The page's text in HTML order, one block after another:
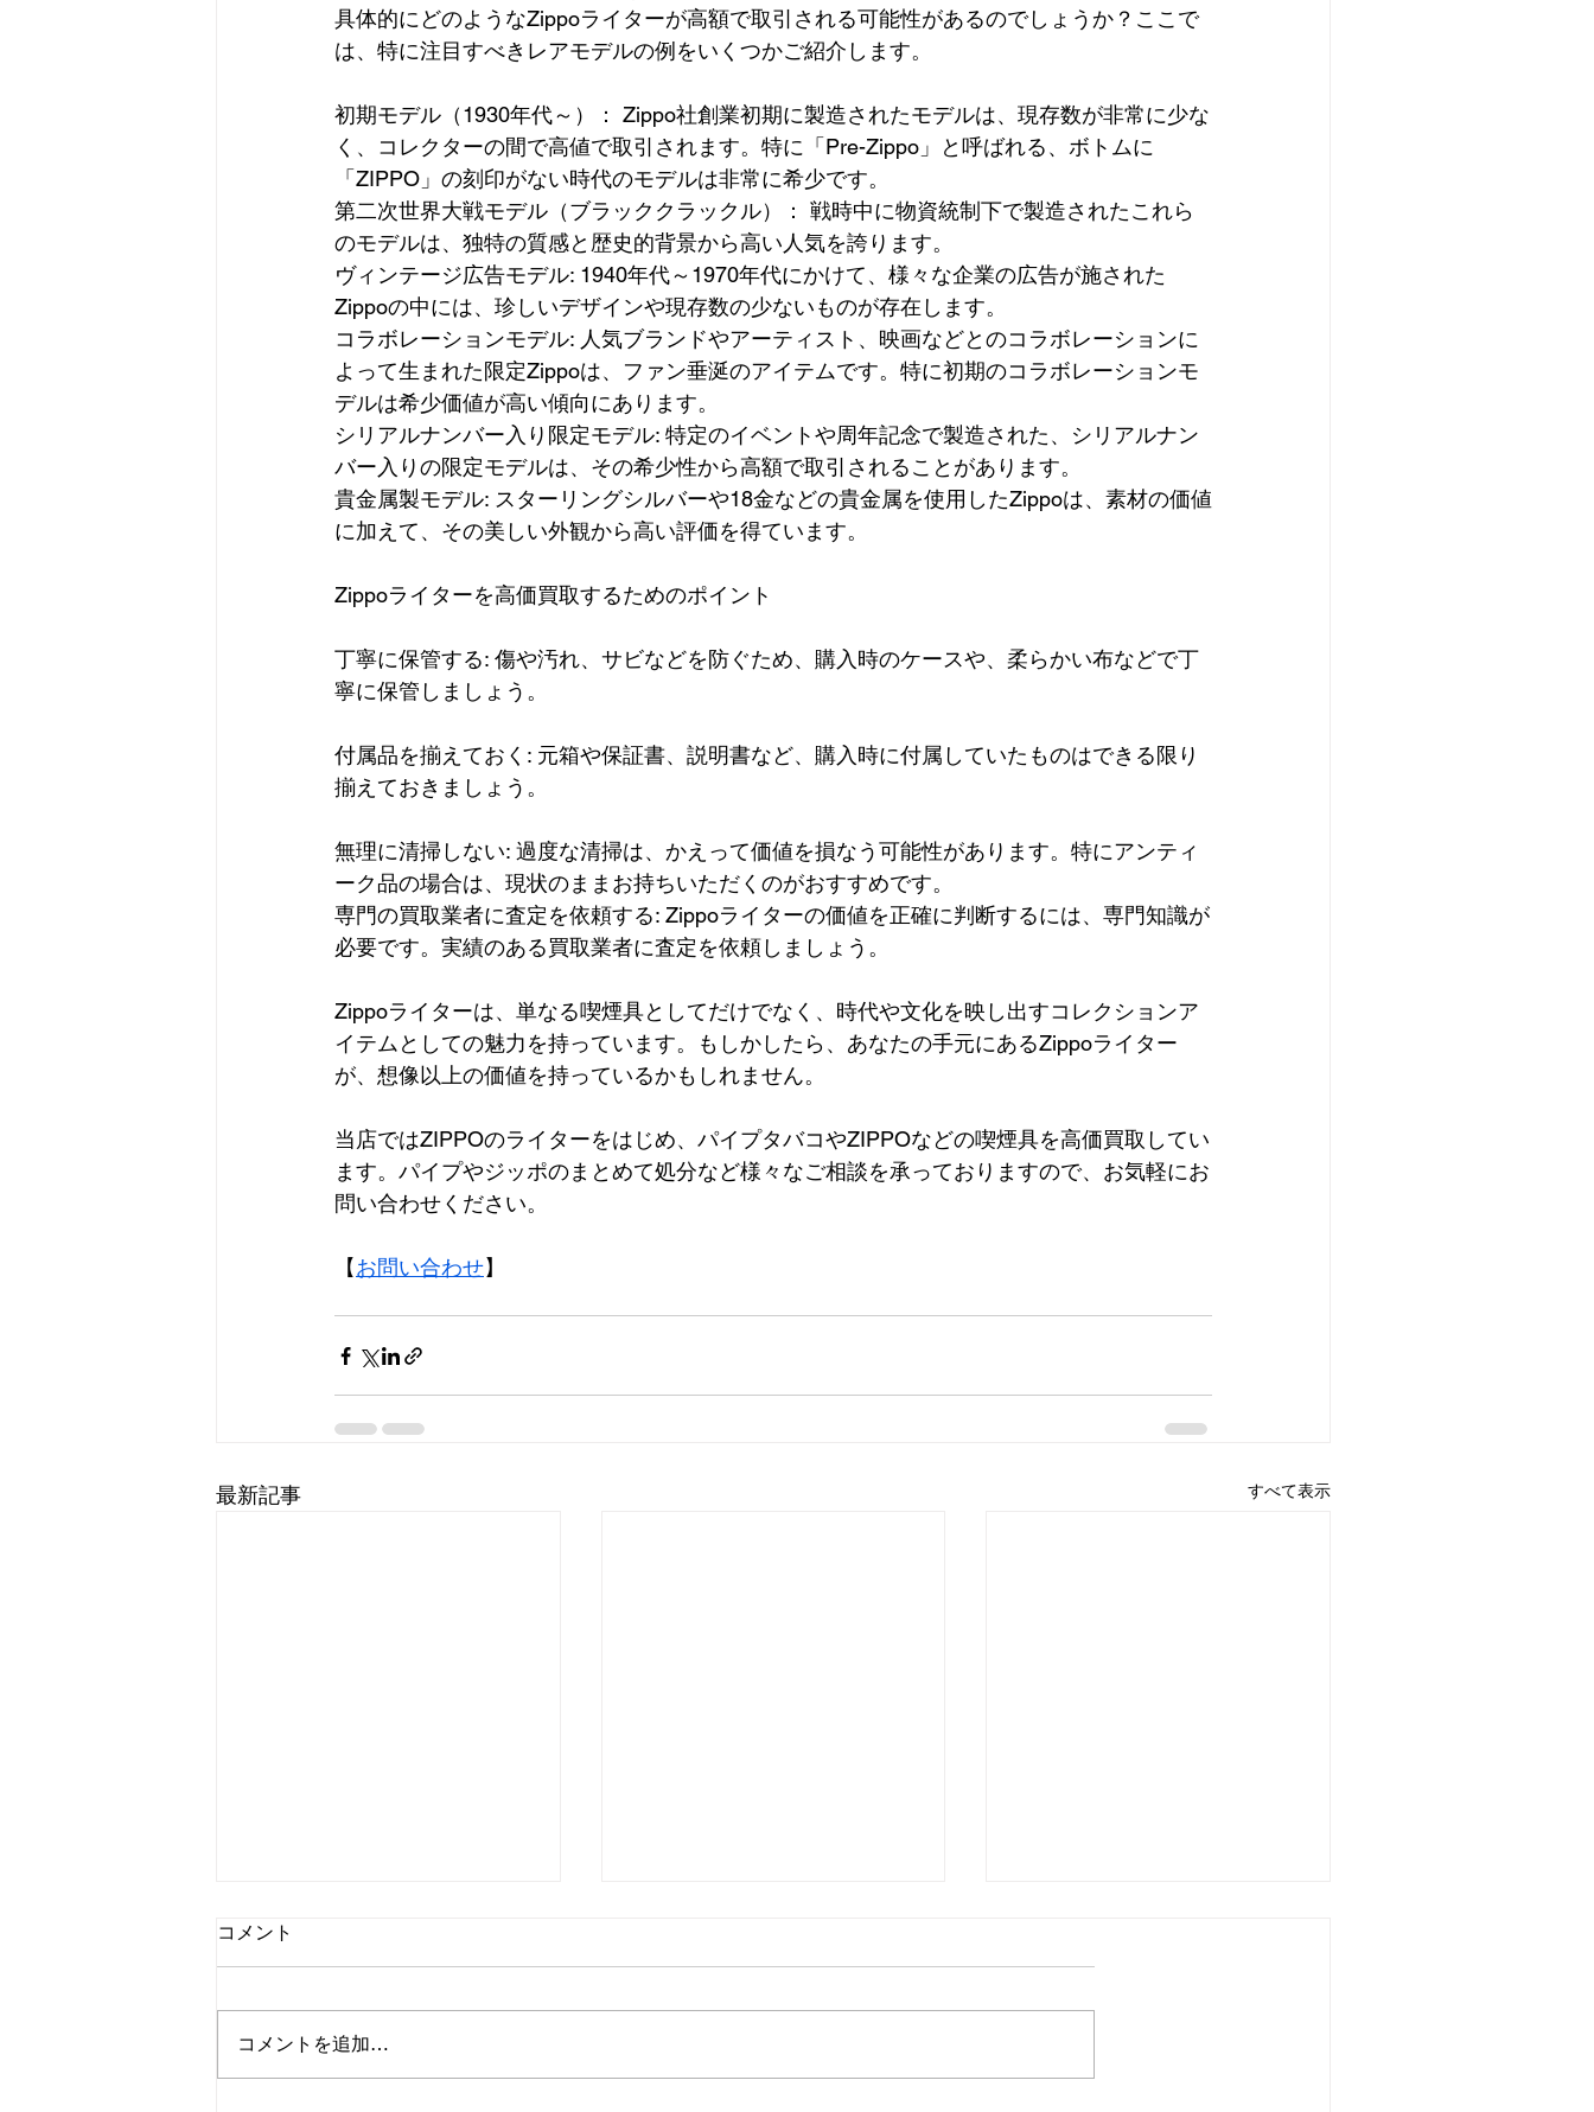
具体的にどのようなZippoライターが高額で取引される可能性があるのでしょうか？ここで
は、特に注目すべきレアモデルの例をいくつかご紹介します。
初期モデル（1930年代～）： Zippo社創業初期に製造されたモデルは、現存数が非常に少な
く、コレクターの間で高値で取引されます。特に「Pre-Zippo」と呼ばれる、ボトムに
「ZIPPO」の刻印がない時代のモデルは非常に希少です。
第二次世界大戦モデル（ブラッククラックル）： 戦時中に物資統制下で製造されたこれら
のモデルは、独特の質感と歴史的背景から高い人気を誇ります。
ヴィンテージ広告モデル: 1940年代～1970年代にかけて、様々な企業の広告が施された
Zippoの中には、珍しいデザインや現存数の少ないものが存在します。
コラボレーションモデル: 人気ブランドやアーティスト、映画などとのコラボレーションに
よって生まれた限定Zippoは、ファン垂涎のアイテムです。特に初期のコラボレーションモ
デルは希少価値が高い傾向にあります。
シリアルナンバー入り限定モデル: 特定のイベントや周年記念で製造された、シリアルナン
バー入りの限定モデルは、その希少性から高額で取引されることがあります。
貴金属製モデル: スターリングシルバーや18金などの貴金属を使用したZippoは、素材の価値
に加えて、その美しい外観から高い評価を得ています。
Zippoライターを高価買取するためのポイント
丁寧に保管する: 傷や汚れ、サビなどを防ぐため、購入時のケースや、柔らかい布などで丁
寧に保管しましょう。
付属品を揃えておく: 元箱や保証書、説明書など、購入時に付属していたものはできる限り
揃えておきましょう。
無理に清掃しない: 過度な清掃は、かえって価値を損なう可能性があります。特にアンティ
ーク品の場合は、現状のままお持ちいただくのがおすすめです。
専門の買取業者に査定を依頼する: Zippoライターの価値を正確に判断するには、専門知識が
必要です。実績のある買取業者に査定を依頼しましょう。
Zippoライターは、単なる喫煙具としてだけでなく、時代や文化を映し出すコレクションア
イテムとしての魅力を持っています。もしかしたら、あなたの手元にあるZippoライター
が、想像以上の価値を持っているかもしれません。
当店ではZIPPOのライターをはじめ、パイプタバコやZIPPOなどの喫煙具を高価買取してい
ます。パイプやジッポのまとめて処分など様々なご相談を承っておりますので、お気軽にお
問い合わせください。
【お問い合わせ】
最新記事 すべて表示
コメント
コメントを追加…